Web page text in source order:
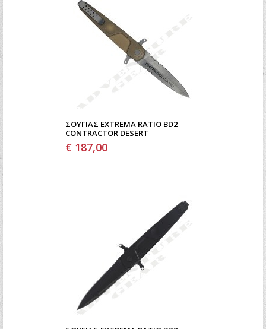
ΣΟΥΓΙΆΣ EXTREMA RATIO BD2
CONTRACTOR DESERT
€ 187,00